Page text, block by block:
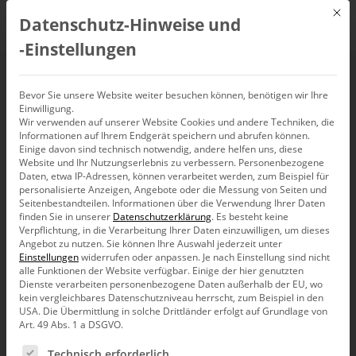
Texte
Forschung
Mit
Datenschutz-Hinweise und
‑Einstellungen
Bevor Sie unsere Website weiter besuchen können, benötigen wir Ihre
Einwilligung.
Wir verwenden auf unserer Website Cookies und andere Techniken, die
Informationen auf Ihrem Endgerät speichern und abrufen können.
Einige davon sind technisch notwendig, andere helfen uns, diese
Website und Ihr Nutzungserlebnis zu verbessern. Personenbezogene
Daten, etwa IP-Adressen, können verarbeitet werden, zum Beispiel für
personalisierte Anzeigen, Angebote oder die Messung von Seiten und
Seitenbestandteilen. Informationen über die Verwendung Ihrer Daten
finden Sie in unserer Datenschutzerklärung. Es besteht keine
Verpflichtung, in die Verarbeitung Ihrer Daten einzuwilligen, um dieses
Angebot zu nutzen.Sie können Ihre Auswahl jederzeit unter
Einstellungenwiderrufen oder anpassen. Je nach Einstellung sind nicht
alle Funktionen der Website verfügbar. Einige der hier genutzten
Dienste verarbeiten personenbezogene Daten außerhalb der EU, wo
kein vergleichbares Datenschutzniveau herrscht, zum Beispiel in den
USA. Die Übermittlung in solche Drittländer erfolgt auf Grundlage von
Art. 49 Abs. 1 a DSGVO.
Es folgt eine Liste der Service-Gruppen, für die eine